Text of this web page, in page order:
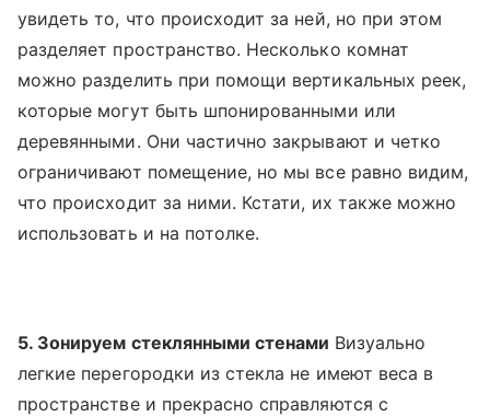
увидеть то, что происходит за ней, но при этом
разделяет пространство. Несколько комнат
можно разделить при помощи вертикальных реек,
которые могут быть шпонированными или
деревянными. Они частично закрывают и четко
ограничивают помещение, но мы все равно видим,
что происходит за ними. Кстати, их также можно
использовать и на потолке.
5. Зонируем стеклянными стенами Визуально
легкие перегородки из стекла не имеют веса в
пространстве и прекрасно справляются с